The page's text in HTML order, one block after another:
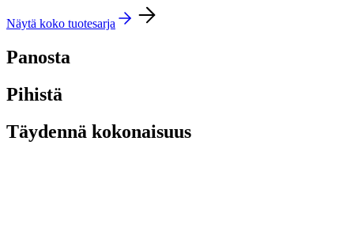
Näytä koko tuotesarja
Panosta
Pihistä
Täydennä kokonaisuus